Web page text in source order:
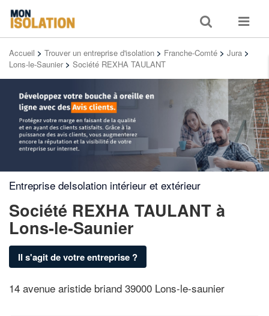
Toggle
search
Toggle
Accueil > Trouver un entreprise d'isolation > Franche-Comté > Jura >
Lons-le-Saunier > Société REXHA TAULANT
Entreprise deIsolation intérieur et extérieur
Société REXHA TAULANT à
Lons-le-Saunier
Il s'agit de votre entreprise ?
14 avenue aristide briand 39000 Lons-le-saunier